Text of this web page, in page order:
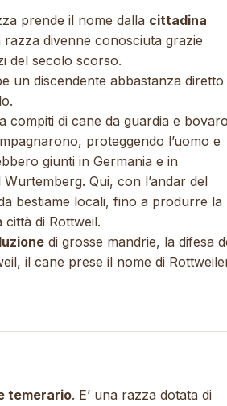
prende il nome dalla cittadina
divenne conosciuta grazie
del secolo scorso.
un discendente abbastanza diretto
compiti di cane da guardia e
proteggendo l’uomo e
giunti in Germania e in
Qui, con l’andar del
bestiame locali, fino a produrre la
di Rottweil.
di grosse mandrie, la difesa
il cane prese il nome di
temerario. E’ una razza dotata di